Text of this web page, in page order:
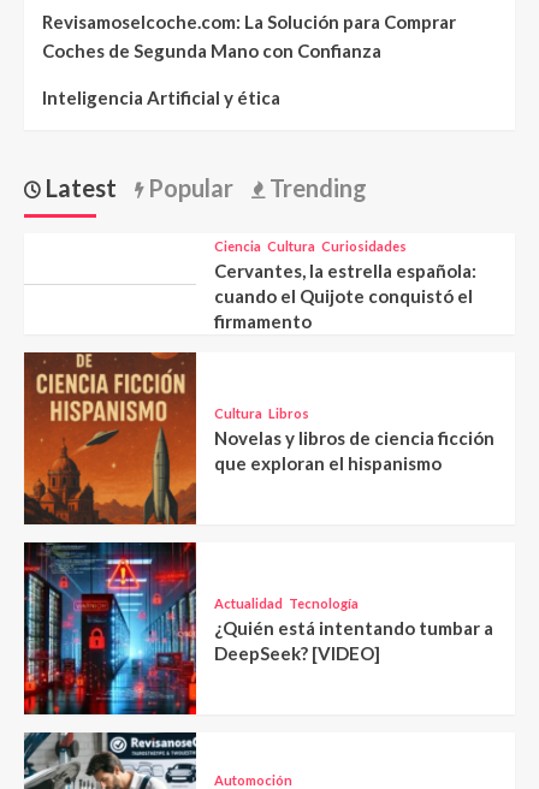
Revisamoselcoche.com: La Solución para Comprar
Coches de Segunda Mano con Confianza
Inteligencia Artificial y ética
Latest Popular Trending
Ciencia Cultura Curiosidades
Cervantes, la estrella española:
cuando el Quijote conquistó el
firmamento
Cultura Libros
Novelas y libros de ciencia ficción
que exploran el hispanismo
Actualidad Tecnología
¿Quién está intentando tumbar a
DeepSeek? [VIDEO]
Automoción